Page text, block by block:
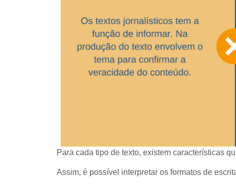
Para cada tipo de texto, existem características
Assim, é possível interpretar os formatos de